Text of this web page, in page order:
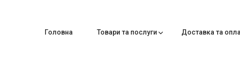
Головна Товари та послуги Доставка та